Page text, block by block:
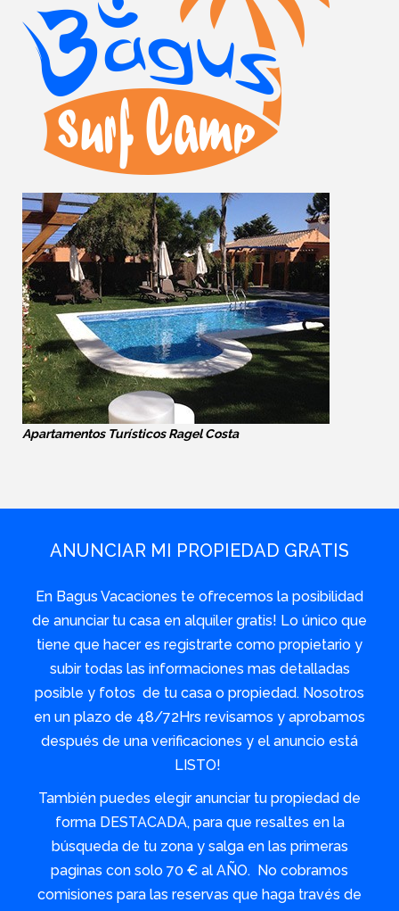
Apartamentos Turísticos Ragel Costa
ANUNCIAR MI PROPIEDAD GRATIS
En Bagus Vacaciones te ofrecemos la posibilidad
de anunciar tu casa en alquiler gratis! Lo único que
tiene que hacer es registrarte como propietario y
subir todas las informaciones mas detalladas
posible y fotos de tu casa o propiedad. Nosotros
en un plazo de 48/72Hrs revisamos y aprobamos
después de una verificaciones y el anuncio está
LISTO!
También puedes elegir anunciar tu propiedad de
forma DESTACADA, para que resaltes en la
búsqueda de tu zona y salga en las primeras
paginas con solo 70 € al AÑO. No cobramos
comisiones para las reservas que haga través de